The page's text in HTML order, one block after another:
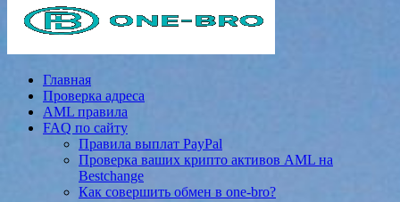
Главная
Проверка адреса
AML правила
FAQ по сайту
Правила выплат PayPal
Проверка ваших крипто активов AML на
Bestchange
Как совершить обмен в one-bro?